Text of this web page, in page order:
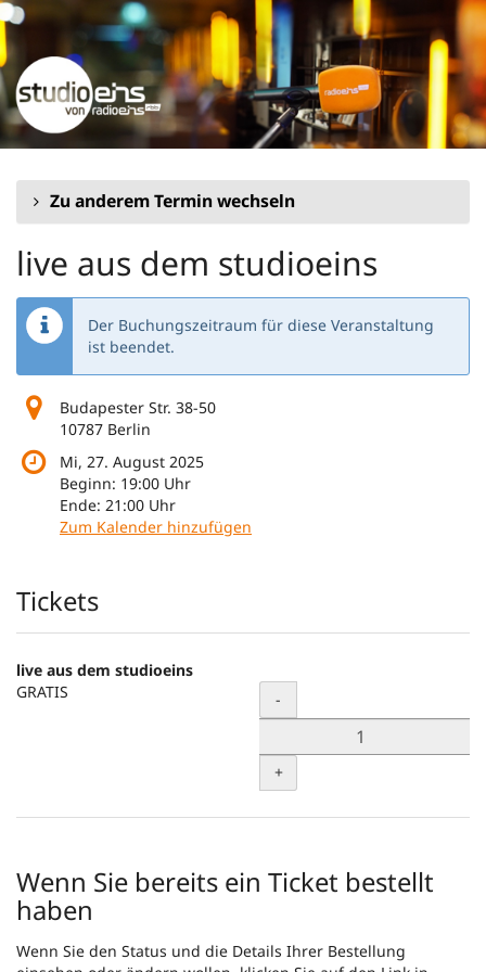
Zum
Inhalt
springen
Zu anderem Termin wechseln
live aus dem studioeins
Der Buchungszeitraum für diese Veranstaltung
ist beendet.
Budapester Str. 38-50
10787 Berlin
Mi, 27. August 2025
Beginn: 19:00 Uhr
Ende: 21:00 Uhr
Zum Kalender hinzufügen
Produkte
Tickets
live aus dem studioeins
GRATIS
Menge
-
+
Wenn Sie bereits ein Ticket bestellt
haben
Wenn Sie den Status und die Details Ihrer Bestellung